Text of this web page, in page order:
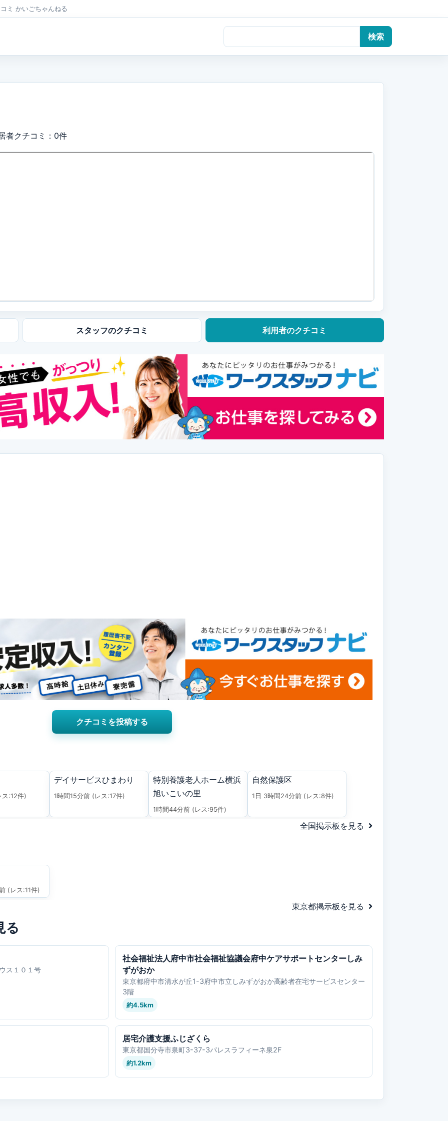
ミ かいごちゃんねる
者クチコミ：0件
スタッフのクチコミ 利用者のクチコミ
クチコミを投稿する
ス:12件)
デイサービスひまわり
1時間15分前 (レス:17件)
特別養護老人ホーム横浜
旭いこいの里
1時間44分前 (レス:95件)
自然保護区
1日 3時間24分前 (レス:8件)
全国掲示板を見る
(レス:11件)
東京都掲示板を見る
る
ス１０１号
社会福祉法人府中市社会福祉協議会府中ケアサポートセンターしみ
ずがおか
東京都府中市清水が丘1-3府中市立しみずがおか高齢者在宅サービスセンター
3階
約4.5km
居宅介護支援ふじざくら
東京都国分寺市泉町3-37-3パレスラフィーネ泉2F
約1.2km